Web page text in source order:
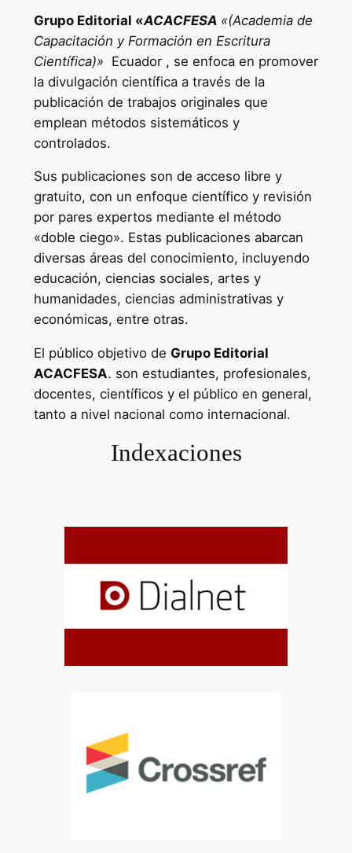
Grupo Editorial «ACACFESA «(Academia de
Capacitación y Formación en Escritura
Científica)» Ecuador , se enfoca en promover
la divulgación científica a través de la
publicación de trabajos originales que
emplean métodos sistemáticos y
controlados.
Sus publicaciones son de acceso libre y
gratuito, con un enfoque científico y revisión
por pares expertos mediante el método
«doble ciego». Estas publicaciones abarcan
diversas áreas del conocimiento, incluyendo
educación, ciencias sociales, artes y
humanidades, ciencias administrativas y
económicas, entre otras.
El público objetivo de Grupo Editorial
ACACFESA. son estudiantes, profesionales,
docentes, científicos y el público en general,
tanto a nivel nacional como internacional.
Indexaciones